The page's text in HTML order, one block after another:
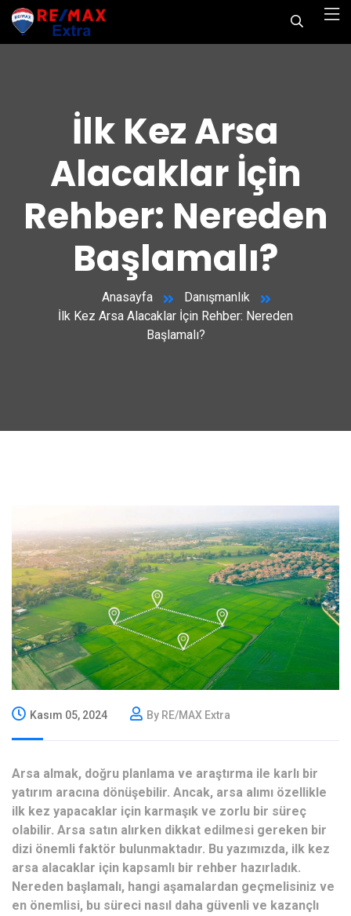
İlk Kez Arsa
Alacaklar İçin
Rehber: Nereden
Başlamalı?
Anasayfa
Danışmanlık
İlk Kez Arsa Alacaklar İçin Rehber: Nereden
Başlamalı?
Kasım 05, 2024 By RE/MAX Extra
Arsa almak, doğru planlama ve araştırma ile karlı bir
yatırım aracına dönüşebilir. Ancak, arsa alımı özellikle
ilk kez yapacaklar için karmaşık ve zorlu bir süreç
olabilir. Arsa satın alırken dikkat edilmesi gereken bir
dizi önemli faktör bulunmaktadır. Bu yazımızda, ilk kez
arsa alacaklar için kapsamlı bir rehber hazırladık.
Nereden başlamalı, hangi aşamalardan geçmelisiniz ve
en önemlisi, bu süreci nasıl daha güvenli ve kazançlı